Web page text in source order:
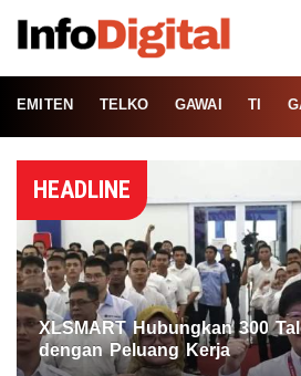
EMITEN TELKO GAWAI TI
HEADLINE
XLSMART Hubungkan 300
dengan Peluang Kerja